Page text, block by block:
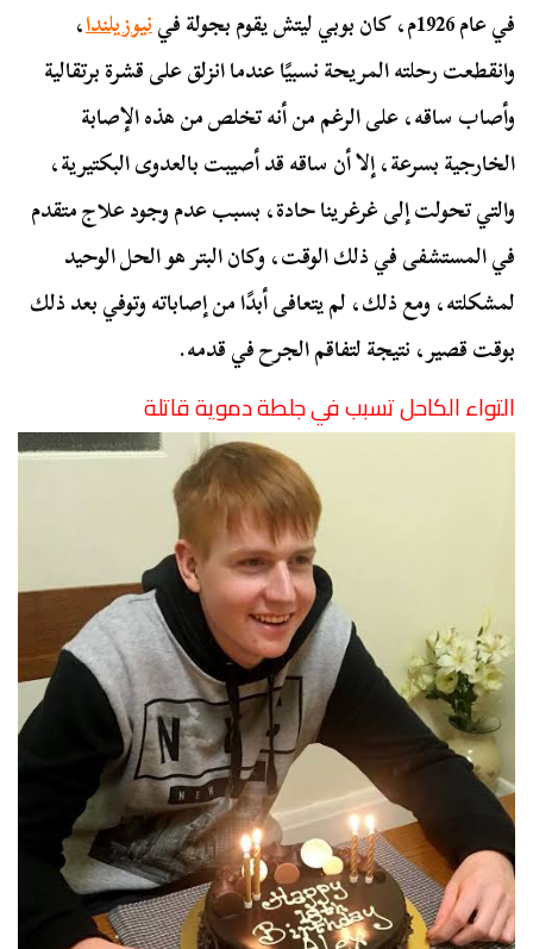
في عام 1926م، كان بوبي ليتش يقوم بجولة في نيوزيلندا،
وانقطعت رحلته المريحة نسبيًا عندما انزلق على قشرة برتقالية
وأصاب ساقه، على الرغم من أنه تخلص من هذه الإصابة
الخارجية بسرعة، إلا أن ساقه قد أصيبت بالعدوى البكتيرية،
والتي تحولت إلى غرغرينا حادة، بسبب عدم وجود علاج متقدم
في المستشفى في ذلك الوقت، وكان البتر هو الحل الوحيد
لمشكلته، ومع ذلك، لم يتعافى أبدًا من إصاباته وتوفي بعد ذلك
بوقت قصير، نتيجة لتفاقم الجرح في قدمه.
التواء الكاحل تسبب في جلطة دموية قاتلة